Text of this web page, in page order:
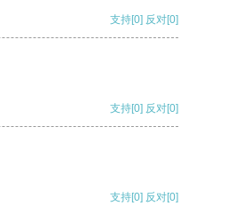
支持[0] 反对[0]
支持[0] 反对[0]
支持[0] 反对[0]